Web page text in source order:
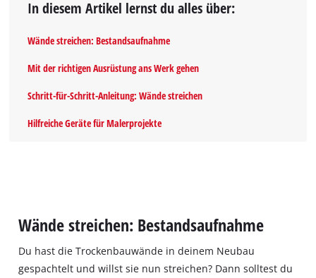
In diesem Artikel lernst du alles über:
Wände streichen: Bestandsaufnahme
Mit der richtigen Ausrüstung ans Werk gehen
Schritt-für-Schritt-Anleitung: Wände streichen
Hilfreiche Geräte für Malerprojekte
Wände streichen: Bestandsaufnahme
Du hast die Trockenbauwände in deinem Neubau
gespachtelt und willst sie nun streichen? Dann solltest du